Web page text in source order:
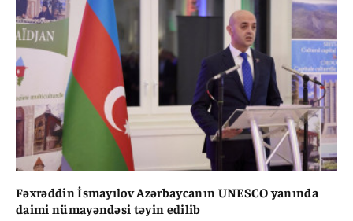
Fəxrəddin İsmayılov Azərbaycanın UNESCO yanında
daimi nümayəndəsi təyin edilib